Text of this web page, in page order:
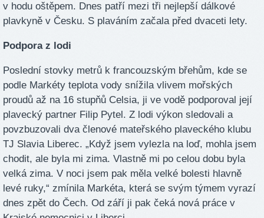
v hodu oštěpem. Dnes patří mezi tři nejlepší dálkové
plavkyně v Česku. S plaváním začala před dvaceti lety.
Podpora z lodi
Poslední stovky metrů k francouzským břehům, kde se
podle Markéty teplota vody snížila vlivem mořských
proudů až na 16 stupňů Celsia, ji ve vodě podporoval její
plavecký partner Filip Pytel. Z lodi výkon sledovali a
povzbuzovali dva členové mateřského plaveckého klubu
TJ Slavia Liberec. „Když jsem vylezla na loď, mohla jsem
chodit, ale byla mi zima. Vlastně mi po celou dobu byla
velká zima. V noci jsem pak měla velké bolesti hlavně
levé ruky,“ zmínila Markéta, která se svým týmem vyrazí
dnes zpět do Čech. Od září ji pak čeká nová práce v